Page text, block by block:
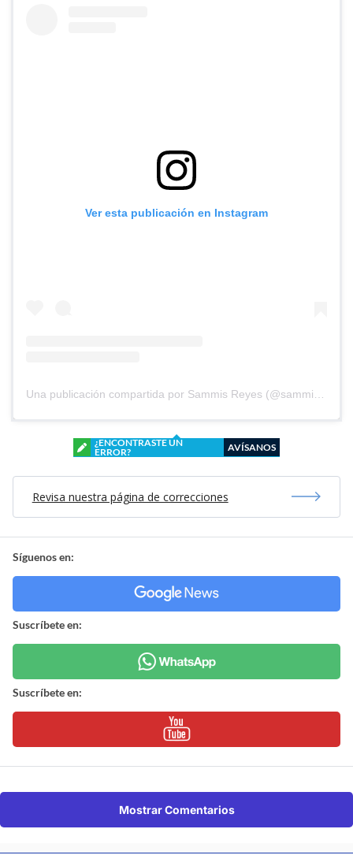
Ver esta publicación en Instagram
¿ENCONTRASTE UN
ERROR?
AVÍSANOS
Revisa nuestra página de correcciones
Síguenos en:
Suscríbete en:
Suscríbete en:
Mostrar Comentarios